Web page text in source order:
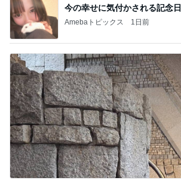
今の幸せに気付かされる記念日
Amebaトピックス 1日前